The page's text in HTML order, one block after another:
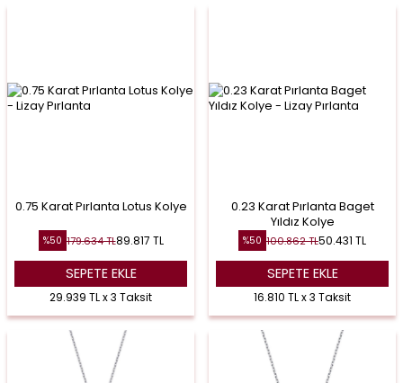
0.75 Karat Pırlanta Lotus Kolye
%50 179.634TL89.817 TL
SEPETE EKLE
29.939 TL x 3 Taksit
0.23 Karat Pırlanta Baget
Yıldız Kolye
%50 100.862TL50.431 TL
SEPETE EKLE
16.810 TL x 3 Taksit